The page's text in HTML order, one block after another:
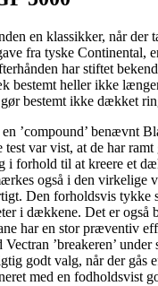
en klassikker, når der
fra tyske Continental,
har stiftet
bestemt heller ikke
bestemt ikke dækket
’compound’ benævnt
var vist, at de har ramt
i forhold til at kreere et
også i den virkelige
Den forholdsvis tykke
i dækkene. Det er også
har en stor præventiv
’breakeren’ under
godt valg, når der gås
med en fodholdsvist